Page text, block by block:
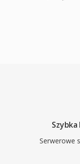
Szybka
Serwerowe